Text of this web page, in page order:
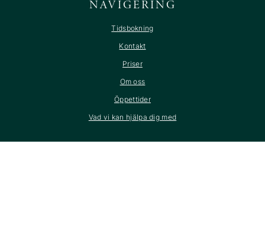
NAVIGERING
Tidsbokning
Kontakt
Priser
Om oss
Öppettider
Vad vi kan hjälpa dig med